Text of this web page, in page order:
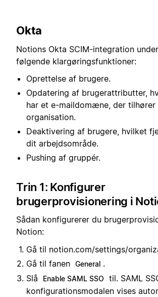
Okta
Notions Okta SCIM-integration
følgende klargøringsfunktioner:
Oprettelse af brugere.
Opdatering af brugerattributter,
har et e-maildomæne, der tilhører
organisation.
Deaktivering af brugere, hvilket
dit arbejdsområde.
Pushing af gruppér.
Trin 1: Konfigurer
brugerprovisionering i
Sådan konfigurerer du
Notion:
Gå til notion.com/settings/
Gå til fanen General .
Slå
Enable SAML SSO
til. SAML
konfigurationsmodalen vises